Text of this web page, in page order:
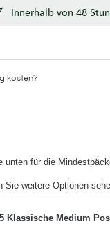
Innerhalb von 48
kosten?
unten für die
Sie weitere Optionen
Klassische Medium